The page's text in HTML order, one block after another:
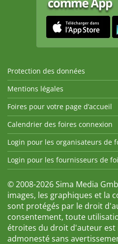
Protection des données
Mentions légales
Foires pour votre page d’accueil
Calendrier des foires connexion
Login pour les organisateurs de
Login pour les fournisseurs de
© 2008-2026 Sima Media
images, les graphiques et la
sont protégés par le droit
consentement, toute
étroites du droit d'auteur est
admonesté sans